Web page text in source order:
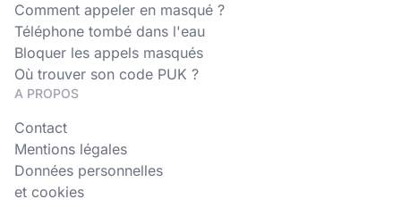
Comment appeler en masqué ?
Téléphone tombé dans l'eau
Bloquer les appels masqués
Où trouver son code PUK ?
A PROPOS
Contact
Mentions légales
Données personnelles
et cookies